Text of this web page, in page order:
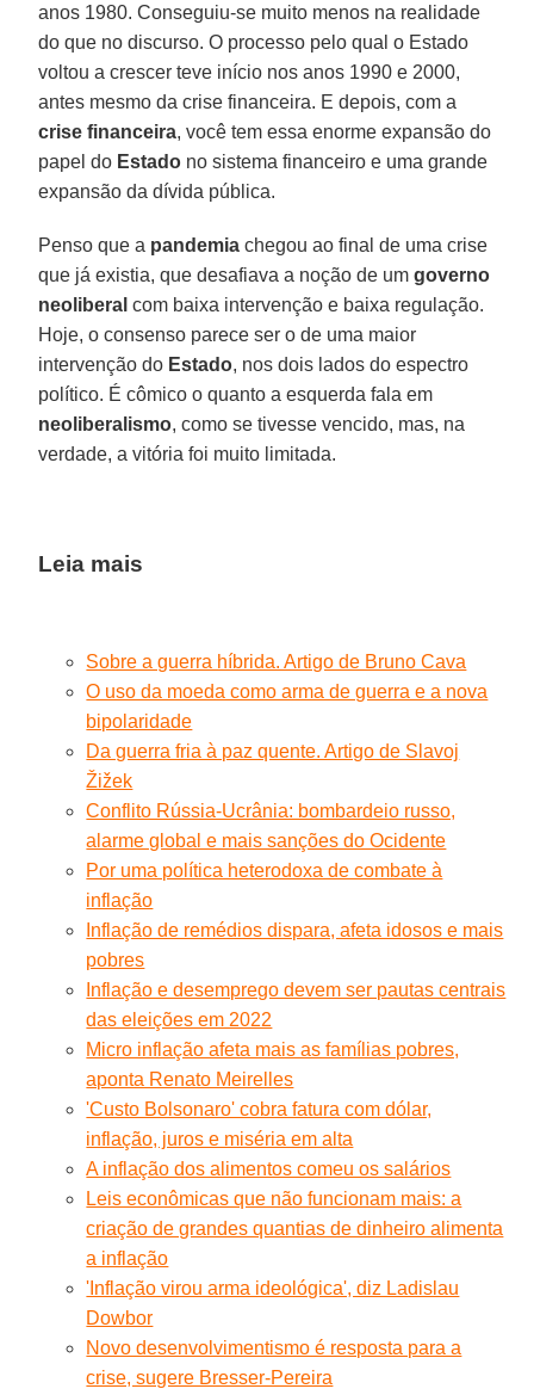
anos 1980. Conseguiu-se muito menos na realidade
do que no discurso. O processo pelo qual o Estado
voltou a crescer teve início nos anos 1990 e 2000,
antes mesmo da crise financeira. E depois, com a
crise financeira, você tem essa enorme expansão do
papel do Estado no sistema financeiro e uma grande
expansão da dívida pública.
Penso que a pandemia chegou ao final de uma crise
que já existia, que desafiava a noção de umgoverno
neoliberal com baixa intervenção e baixa regulação.
Hoje, o consenso parece ser o de uma maior
intervenção do Estado, nos dois lados do espectro
político. É cômico o quanto a esquerda fala em
neoliberalismo, como se tivesse vencido, mas, na
verdade, a vitória foi muito limitada.
Leia mais
Sobre a guerra híbrida. Artigo de Bruno Cava
O uso da moeda como arma de guerra e a nova
bipolaridade
Da guerra fria à paz quente. Artigo de Slavoj
Žižek
Conflito Rússia-Ucrânia: bombardeio russo,
alarme global e mais sanções do Ocidente
Por uma política heterodoxa de combate à
inflação
Inflação de remédios dispara, afeta idosos e mais
pobres
Inflação e desemprego devem ser pautas centrais
das eleições em 2022
Micro inflação afeta mais as famílias pobres,
aponta Renato Meirelles
'Custo Bolsonaro' cobra fatura com dólar,
inflação, juros e miséria em alta
A inflação dos alimentos comeu os salários
Leis econômicas que não funcionam mais: a
criação de grandes quantias de dinheiro alimenta
a inflação
'Inflação virou arma ideológica', diz Ladislau
Dowbor
Novo desenvolvimentismo é resposta para a
crise, sugere Bresser-Pereira